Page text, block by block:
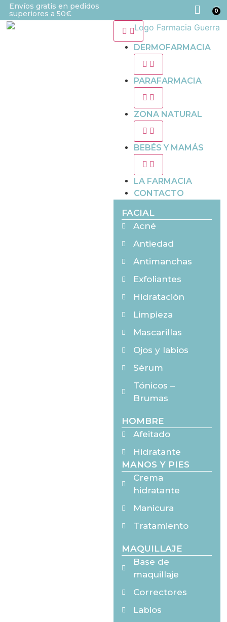
Envíos gratis en pedidos
superiores a 50€
0
DERMOFARMACIA
PARAFARMACIA
ZONA NATURAL
BEBÉS Y MAMÁS
LA FARMACIA
CONTACTO
FACIAL
Acné
Antiedad
Antimanchas
Exfoliantes
Hidratación
Limpieza
Mascarillas
Ojos y labios
Sérum
Tónicos –
Brumas
HOMBRE
Afeitado
Hidratante
MANOS Y PIES
Crema
hidratante
Manicura
Tratamiento
MAQUILLAJE
Base de
maquillaje
Correctores
Labios